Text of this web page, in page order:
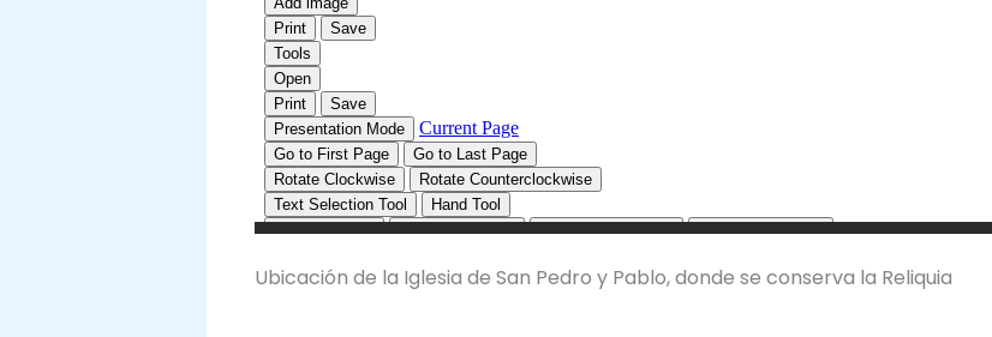
Ubicación de la Iglesia de San Pedro y Pablo, donde se conserva la Reliquia